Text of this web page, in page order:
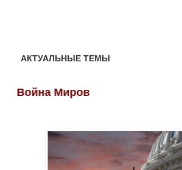
АКТУАЛЬНЫЕ ТЕМЫ
Война Миров